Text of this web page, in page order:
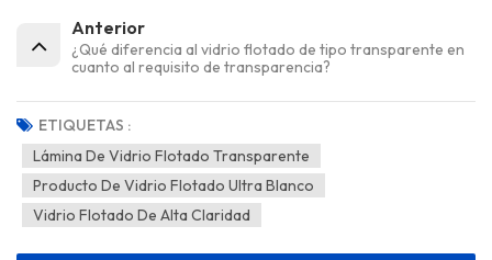
Anterior
¿Qué diferencia al vidrio flotado de tipo transparente en
cuanto al requisito de transparencia?
ETIQUETAS :
Lámina De Vidrio Flotado Transparente
Producto De Vidrio Flotado Ultra Blanco
Vidrio Flotado De Alta Claridad